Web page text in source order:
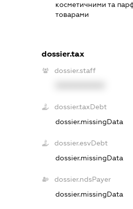
косметичними та
товарами
dossier.tax
dossier.staff
dossier.taxDebt
dossier.missingData
dossier.esvDebt
dossier.missingData
dossier.ndsPayer
dossier.missingData